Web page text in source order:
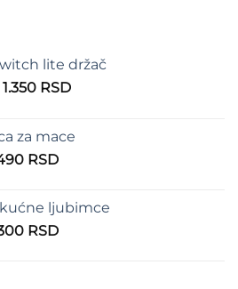
lite držač
1.350 RSDRaspon
1.250 RSD
za mace
RSDRaspon
390 RSD
do
kućne ljubimce
RSDRaspon